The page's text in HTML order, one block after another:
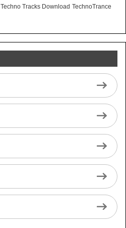
Techno Tracks Download TechnoTrance